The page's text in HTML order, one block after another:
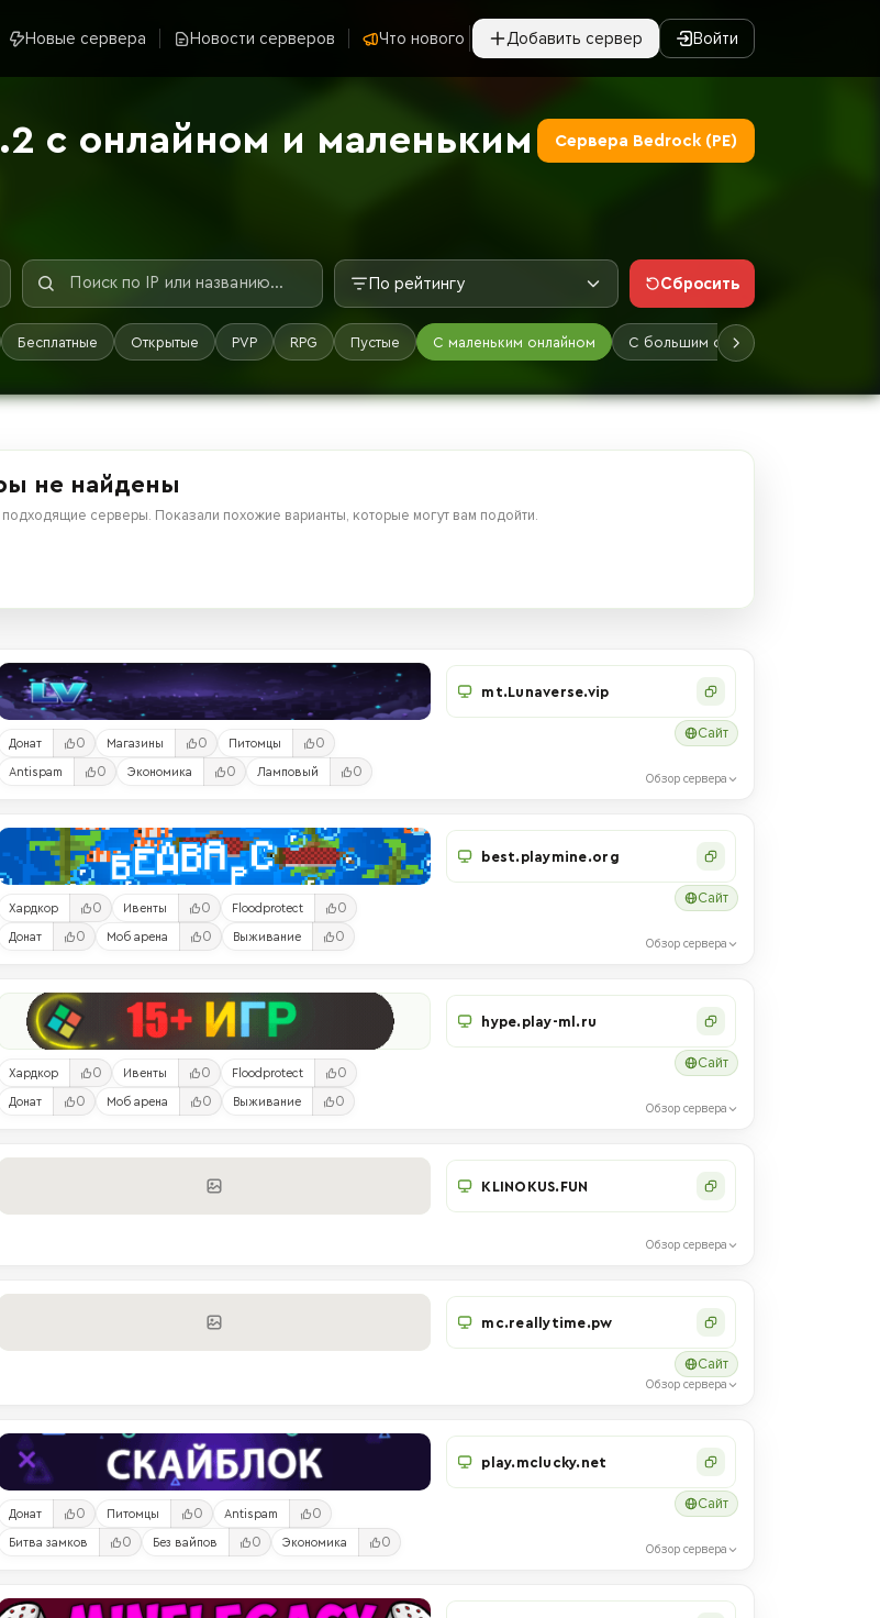
Новые сервера Новости серверов Что нового Добавить сервер Войти
с онлайном и маленьким
Сервера Bedrock (PE)
По рейтингу Сбросить
Бесплатные Открытые PVP RPG Пустые С маленьким онлайном С большим онлайном
не найдены
серверы. Показали похожие варианты, которые могут вам подойти.
Донат 0 Магазины 0 Питомцы 0
Antispam 0 Экономика 0 Ламповый 0
mt.Lunaverse.vip
Сайт
Обзор сервера
Хардкор 0 Ивенты 0 Floodprotect 0
Донат 0 Моб арена 0 Выживание 0
best.playmine.org
Сайт
Обзор сервера
Хардкор 0 Ивенты 0 Floodprotect 0
Донат 0 Моб арена 0 Выживание 0
hype.play-ml.ru
Сайт
Обзор сервера
KLINOKUS.FUN
Обзор сервера
mc.reallytime.pw
Сайт
Обзор сервера
Донат 0 Питомцы 0 Antispam 0
Битва замков 0 Без вайпов 0 Экономика 0
play.mclucky.net
Сайт
Обзор сервера